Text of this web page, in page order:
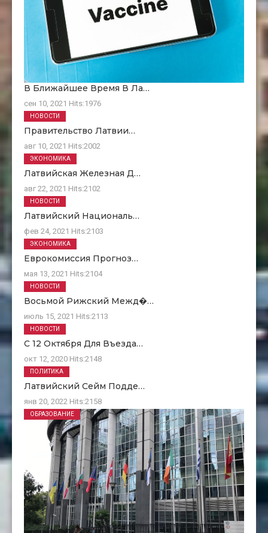
В Ближайшее Время В Ла…
сен 10, 2021 Hits:1976
Правительство Латвии…
авг 10, 2021 Hits:2002
НОВОСТИ
Латвийская Железная Д…
авг 22, 2021 Hits:2102
ЭКОНОМИКА
Латвийский Националь…
фев 24, 2021 Hits:2103
НОВОСТИ
Еврокомиссия Прогноз…
мая 13, 2021 Hits:2104
ЭКОНОМИКА
Восьмой Рижский Межд�…
июль 15, 2021 Hits:2113
НОВОСТИ
С 12 Октября Для Въезда…
окт 12, 2020 Hits:2148
НОВОСТИ
Латвийский Сейм Подде…
янв 20, 2022 Hits:2158
ПОЛИТИКА
ОБРАЗОВАНИЕ